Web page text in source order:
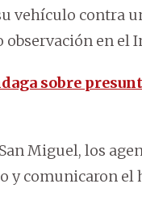
vehículo contra
en el
sobre
Miguel, los
y comunicaron el